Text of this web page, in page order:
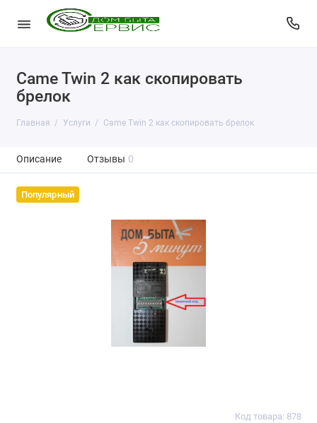
Came Twin 2 как скопировать
брелок
Главная Услуги Came Twin 2 как скопировать брелок
Описание Отзывы 0
Популярный
Код товара: 878